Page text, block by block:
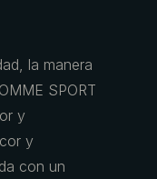
la manera
SPORT
y
y
con un